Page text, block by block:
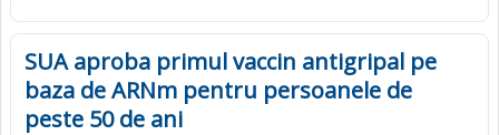
SUA aproba primul vaccin antigripal pe
baza de ARNm pentru persoanele de
peste 50 de ani